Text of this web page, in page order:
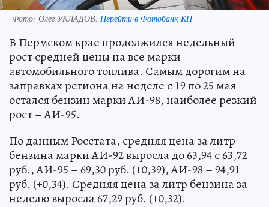
Фото: Олег УКЛАДОВ. Перейти в Фотобанк КП
В Пермском крае продолжился недельный
рост средней цены на все марки
автомобильного топлива. Самым дорогим на
заправках региона на неделе с 19 по 25 мая
остался бензин марки АИ-98, наиболее резкий
рост – АИ-95.
По данным Росстата, средняя цена за литр
бензина марки АИ-92 выросла до 63,94 с 63,72
руб., АИ-95 – 69,30 руб. (+0,39), АИ-98 – 94,91
руб. (+0,34). Средняя цена за литр бензина за
неделю выросла 67,29 руб. (+0,32).